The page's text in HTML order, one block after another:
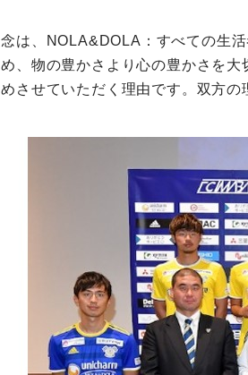
は、NOLA&DOLA：すべての生
、物の豊かさより心の豊かさを
させていただく理由です。双方